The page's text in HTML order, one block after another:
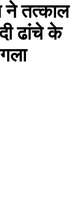
ने तत्काल
ढांचे के